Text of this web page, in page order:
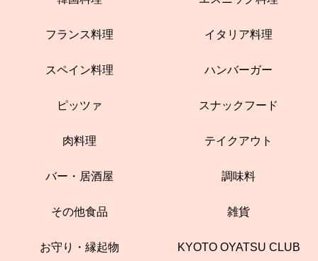
フランス料理 イタリア料理
スペイン料理 ハンバーガー
ピッツァ スナックフード
肉料理 テイクアウト
バー・居酒屋 調味料
その他食品 雑貨
お守り・縁起物 KYOTO OYATSU CLUB